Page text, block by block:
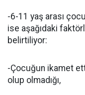
-6-11 yaş arası
ise aşağıdaki
belirtiliyor:
-Çocuğun ikamet
olup olmadığı,